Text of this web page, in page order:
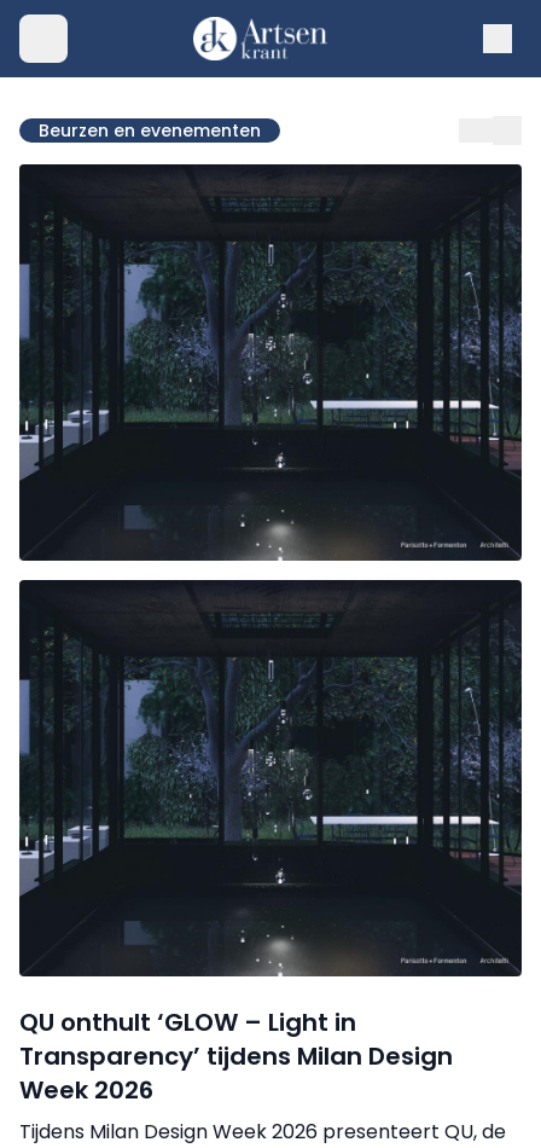
Beurzen en evenementen
QU onthult ‘GLOW – Light in
Transparency’ tijdens Milan Design
Week 2026
Tijdens Milan Design Week 2026 presenteert QU, de